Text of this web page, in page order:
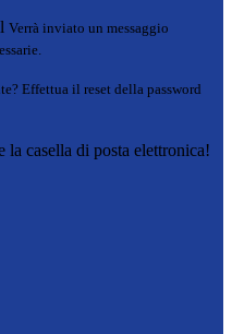
Verrà inviato un messaggio
Effettua il reset della password
casella di posta elettronica!